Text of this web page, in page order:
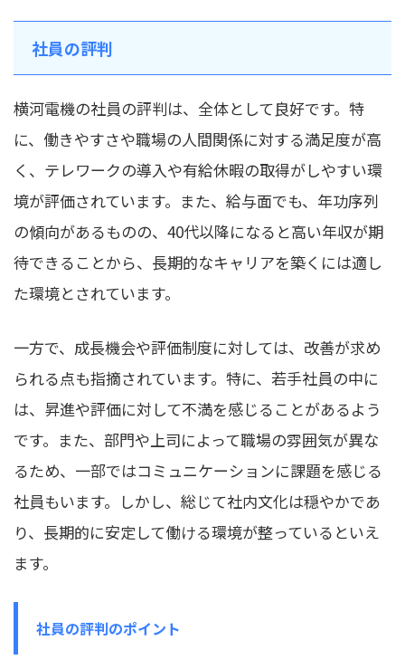
社員の評判
横河電機の社員の評判は、全体として良好です。特
に、働きやすさや職場の人間関係に対する満足度が高
く、テレワークの導入や有給休暇の取得がしやすい環
境が評価されています。また、給与面でも、年功序列
の傾向があるものの、40代以降になると高い年収が期
待できることから、長期的なキャリアを築くには適し
た環境とされています。
一方で、成長機会や評価制度に対しては、改善が求め
られる点も指摘されています。特に、若手社員の中に
は、昇進や評価に対して不満を感じることがあるよう
です。また、部門や上司によって職場の雰囲気が異な
るため、一部ではコミュニケーションに課題を感じる
社員もいます。しかし、総じて社内文化は穏やかであ
り、長期的に安定して働ける環境が整っているといえ
ます。
社員の評判のポイント